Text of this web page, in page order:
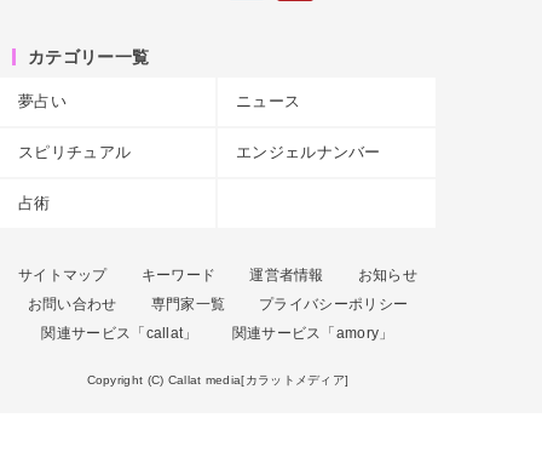
カテゴリー一覧
夢占い ニュース
スピリチュアル エンジェルナンバー
占術
サイトマップ キーワード 運営者情報
お知らせ
お問い合わせ
専門家一覧
プライバシーポリシー
関連サービス「callat」
関連サービス「amory」
Copyright (C) Callat media[カラットメディア]